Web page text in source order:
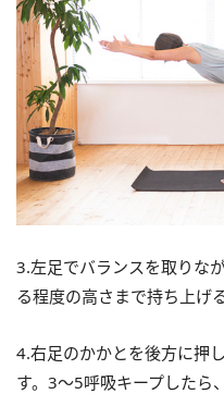
3.左足でバランスを取りな
る程度の高さまで持ち上げる
4.右足のかかとを後方に押
す。3～5呼吸キープしたら